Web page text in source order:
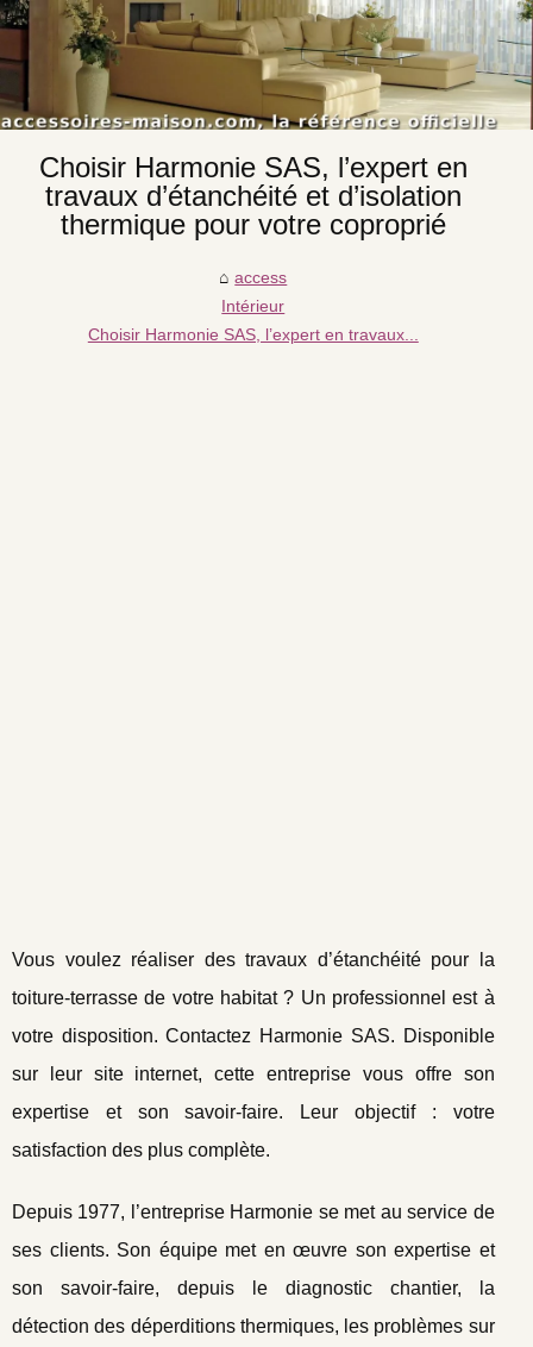
Choisir Harmonie SAS, l’expert en
travaux d’étanchéité et d’isolation
thermique pour votre coproprié
access
Intérieur
Choisir Harmonie SAS, l’expert en travaux...
Vous voulez réaliser des travaux d’étanchéité pour la
toiture-terrasse de votre habitat ? Un professionnel est à
votre disposition. Contactez Harmonie SAS. Disponible
sur leur site internet, cette entreprise vous offre son
expertise et son savoir-faire. Leur objectif : votre
satisfaction des plus complète.
Depuis 1977, l’entreprise Harmonie se met au service de
ses clients. Son équipe met en œuvre son expertise et
son savoir-faire, depuis le diagnostic chantier, la
détection des déperditions thermiques, les problèmes sur